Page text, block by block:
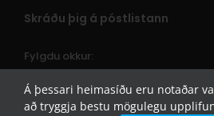
Skráðu þig á póstlistann
Fylgdu okkur:
ÍSBAND /
Jeep® á Íslandi / /
FIAT á Íslandi /
/
Á þessari heimasíðu eru notaðar
að tryggja bestu mögulegu